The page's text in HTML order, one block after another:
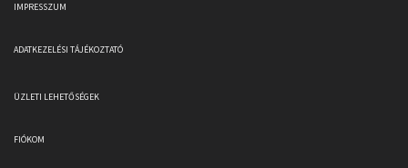
IMPRESSZUM
ADATKEZELÉSI TÁJÉKOZTATÓ
ÜZLETI LEHETŐSÉGEK
FIÓKOM